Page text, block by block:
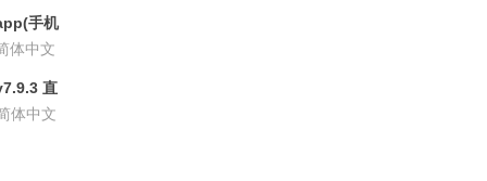
手机
体中文
直
员版
体中文